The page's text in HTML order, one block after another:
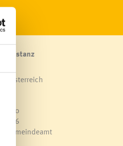
Frastanz
Österreich
0
6
Gemeindeamt